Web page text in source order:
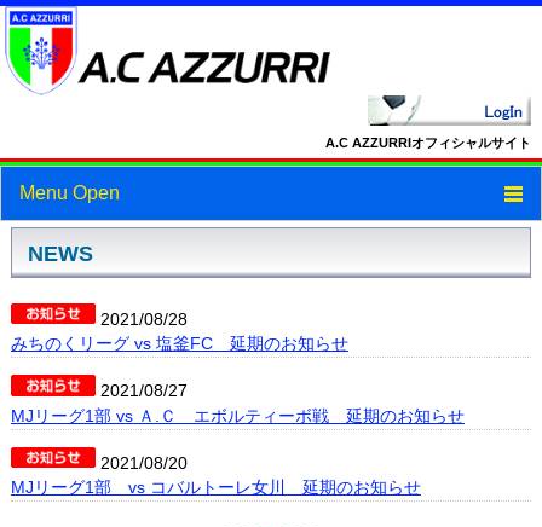
A.C AZZURRIオフィシャルサイト
Menu Open
トップ
スケジュール
スタッフ・選手紹介
フォトギャラリー
ブログ
NEWS
2021/08/28
みちのくリーグ vs 塩釜FC 延期のお知らせ
2021/08/27
MJリーグ1部 vs Ａ.Ｃ エボルティーボ戦 延期のお知らせ
2021/08/20
MJリーグ1部 vs コバルトーレ女川 延期のお知らせ